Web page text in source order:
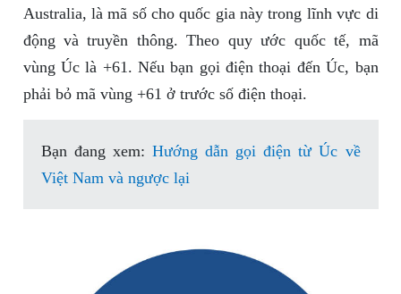
Australia, là mã số cho quốc gia này trong lĩnh vực di
động và truyền thông. Theo quy ước quốc tế, mã
vùng Úc là +61. Nếu bạn gọi điện thoại đến Úc, bạn
phải bỏ mã vùng +61 ở trước số điện thoại.
Bạn đang xem: Hướng dẫn gọi điện từ Úc về
Việt Nam và ngược lại